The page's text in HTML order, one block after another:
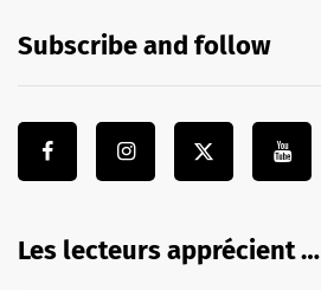
Subscribe and follow
Les lecteurs apprécient …